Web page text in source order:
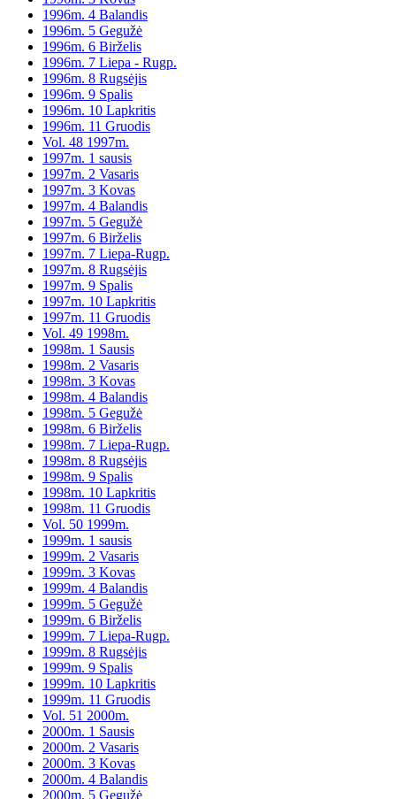
1996m. 4 Balandis
1996m. 5 Gegužė
1996m. 6 Birželis
1996m. 7 Liepa - Rugp.
1996m. 8 Rugsėjis
1996m. 9 Spalis
1996m. 10 Lapkritis
1996m. 11 Gruodis
Vol. 48 1997m.
1997m. 1 sausis
1997m. 2 Vasaris
1997m. 3 Kovas
1997m. 4 Balandis
1997m. 5 Gegužė
1997m. 6 Birželis
1997m. 7 Liepa-Rugp.
1997m. 8 Rugsėjis
1997m. 9 Spalis
1997m. 10 Lapkritis
1997m. 11 Gruodis
Vol. 49 1998m.
1998m. 1 Sausis
1998m. 2 Vasaris
1998m. 3 Kovas
1998m. 4 Balandis
1998m. 5 Gegužė
1998m. 6 Birželis
1998m. 7 Liepa-Rugp.
1998m. 8 Rugsėjis
1998m. 9 Spalis
1998m. 10 Lapkritis
1998m. 11 Gruodis
Vol. 50 1999m.
1999m. 1 sausis
1999m. 2 Vasaris
1999m. 3 Kovas
1999m. 4 Balandis
1999m. 5 Gegužė
1999m. 6 Birželis
1999m. 7 Liepa-Rugp.
1999m. 8 Rugsėjis
1999m. 9 Spalis
1999m. 10 Lapkritis
1999m. 11 Gruodis
Vol. 51 2000m.
2000m. 1 Sausis
2000m. 2 Vasaris
2000m. 3 Kovas
2000m. 4 Balandis
2000m. 5 Gegužė